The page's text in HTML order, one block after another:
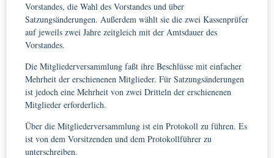
Vorstandes, die Wahl des Vorstandes und über
Satzungsänderungen. Außerdem wählt sie die zwei Kassenprüfer
auf jeweils zwei Jahre zeitgleich mit der Amtsdauer des
Vorstandes.
Die Mitgliederversammlung faßt ihre Beschlüsse mit einfacher
Mehrheit der erschienenen Mitglieder. Für Satzungsänderungen
ist jedoch eine Mehrheit von zwei Dritteln der erschienenen
Mitglieder erforderlich.
Über die Mitgliederversammlung ist ein Protokoll zu führen. Es
ist von dem Vorsitzenden und dem Protokollführer zu
unterschreiben.